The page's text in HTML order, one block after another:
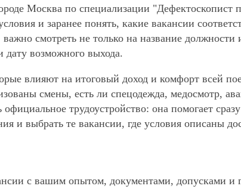
Москва по специализации
и заранее понять, какие вакансии
смотреть не только на название
дату возможного выхода.
влияют на итоговый доход и комфорт всей
смены, есть ли спецодежда, медосмотр,
трудоустройство: она помогает
и выбрать те вакансии, где условия описаны
с вашим опытом, документами, допусками и